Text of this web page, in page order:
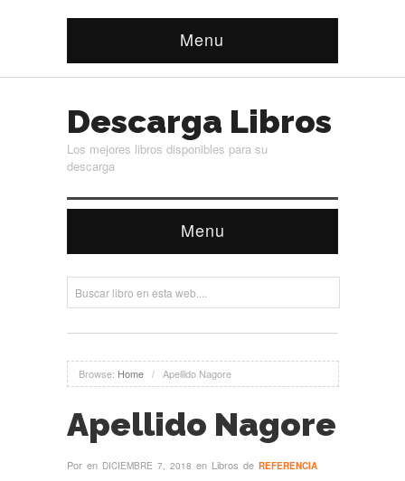
Menu
Descarga Libros
Los mejores libros disponibles para su
descarga
Menu
Browse: Home / Apellido Nagore
Apellido Nagore
Por en DICIEMBRE 7, 2018 en Libros de REFERENCIA